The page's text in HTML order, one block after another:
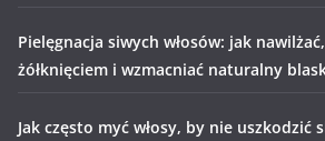
Pielęgnacja siwych włosów: jak
żółknięciem i wzmacniać naturalny
Jak często myć włosy, by nie uszkodzić